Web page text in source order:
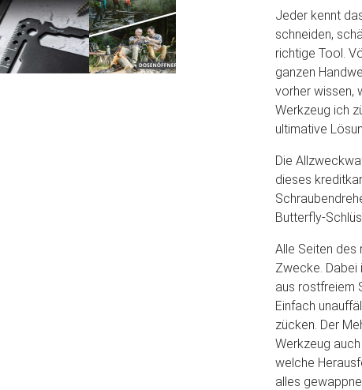
Jeder kennt
schneiden,
richtige Tool.
ganzen
vorher wissen,
Werkzeug ich
ultimative
Die
dieses
Butterfly-
Alle Seiten des
Zwecke.
aus rostfreiem
Einfach
zücken. Der
Werkzeug
welche
alles